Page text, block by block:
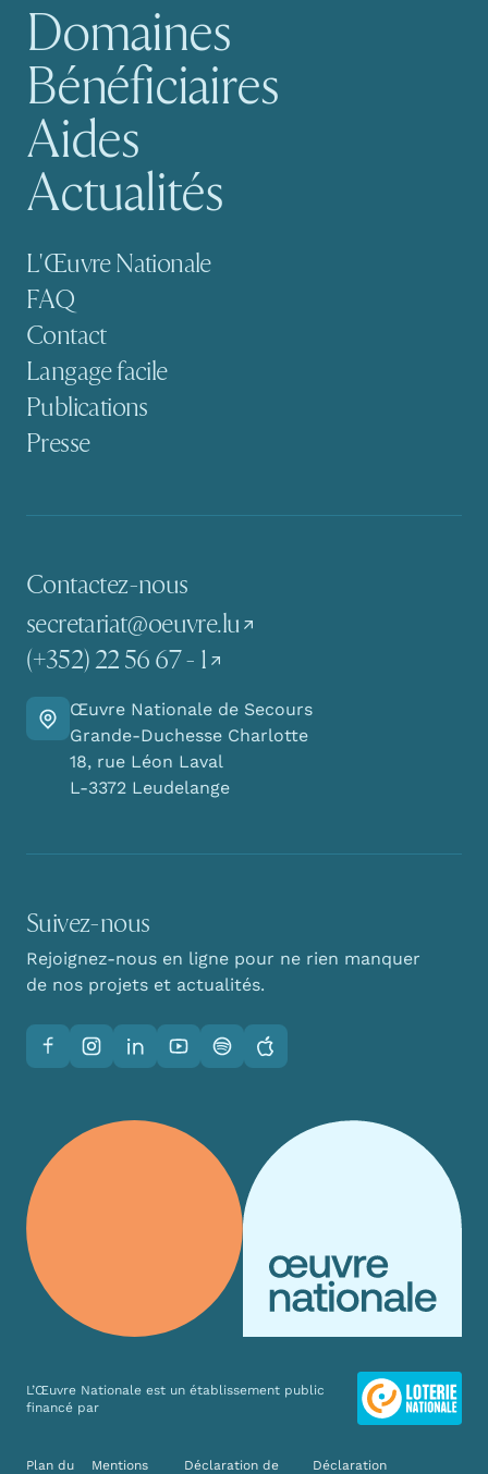
Navigation principale
Domaines
Bénéficiaires
Aides
Actualités
Navigation secondaire
L'Œuvre Nationale
FAQ
Contact
Langage facile
Publications
Presse
Contactez-nous
secretariat@oeuvre.lu
(+352) 22 56 67 - 1
Y allerŒuvre Nationale de Secours
Grande-Duchesse Charlotte
18, rue Léon Laval
L-3372 Leudelange
Suivez-nous
Rejoignez-nous en ligne pour ne rien manquer
de nos projets et actualités.
FacebookInstagramLinkedInYouTubeSpotifyApple
L’Œuvre Nationale est un établissement public
financé par
Liens divers
Plan du Mentions Déclaration de Déclaration